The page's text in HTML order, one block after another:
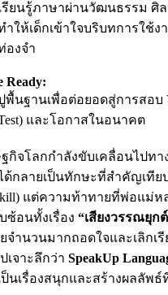
รียนรู้ภาษาผ่านวัฒนธรรม ศิล
ำให้เด็กเข้าใจบริบทการใช้ง
องจำ
Ready:
พื้นฐานเพื่อต่อยอดสู่การสอบ
และโอกาสในอนาคต
กิจโลกกำลังขับเคลื่อนไปท
ด้กลายเป็นทักษะที่สำคัญเทีย
skill) แต่ความท้าทายที่พ่อแม่
อนทั้งเรื่อง “เสียงวรรณยุก
จำนวนมากถอดใจและเลิกเ
จาะลึกว่า SpeakUp
ป็นเรื่องสนุกและสร้างผลลัพธ์